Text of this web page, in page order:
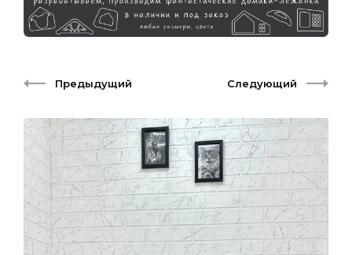
Предыдущий Следующий